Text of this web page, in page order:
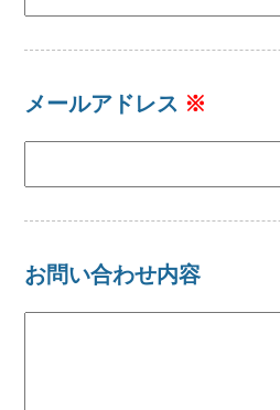
メールアドレス ※
お問い合わせ内容